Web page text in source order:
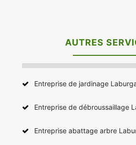
AUTRES
Entreprise de jardinage
Entreprise de débroussaillage
Entreprise abattage arbre